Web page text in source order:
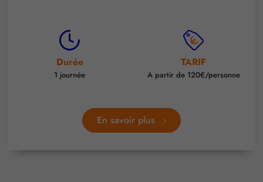
Durée
1 journée
TARIF
A partir de 120€/personne
En savoir plus